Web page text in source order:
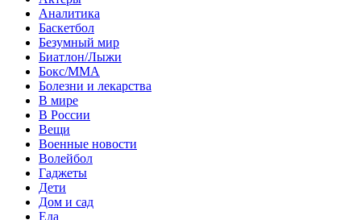
Аналитика
Баскетбол
Безумный мир
Биатлон/Лыжи
Бокс/MMA
Болезни и лекарства
В мире
В России
Вещи
Военные новости
Волейбол
Гаджеты
Дети
Дом и сад
Еда